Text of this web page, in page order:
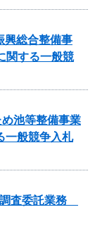
興総合整備事
関する一般競
め池等整備事業
一般競争入札
査委託業務